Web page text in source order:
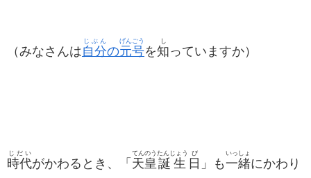
（みなさんは自分
じぶん
の元号
げんごう
を知
し
っていますか）
時代
じだい
がかわるとき、「 天皇
てんのう
誕生
たんじょう
日
び
」も一緒
いっしょ
にかわり